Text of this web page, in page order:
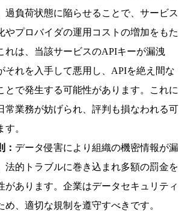
過負荷状態に陥らせることで、サービス
やプロバイダの運用コストの増加をもた
れは、当該サービスのAPIキーが漏洩
それを入手して悪用し、APIを絶え間な
とで発生する可能性があります。これに
常業務が妨げられ、評判も損なわれる可
。
： データ侵害により組織の機密情報が漏
法的トラブルに巻き込まれ多額の罰金を
があります。企業はデータセキュリティ
め、適切な規制を遵守すべきです。